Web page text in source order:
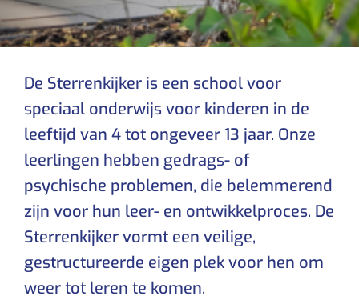
De Sterrenkijker is een school voor
speciaal onderwijs voor kinderen in de
leeftijd van 4 tot ongeveer 13 jaar. Onze
leerlingen hebben gedrags- of
psychische problemen, die belemmerend
zijn voor hun leer- en ontwikkelproces. De
Sterrenkijker vormt een veilige,
gestructureerde eigen plek voor hen om
weer tot leren te komen.